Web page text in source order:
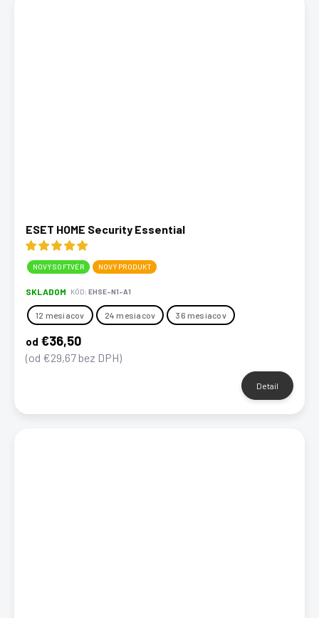
ESET HOME Security Essential
NOVÝ PRODUKT
NOVÝ SOFTVÉR
SKLADOM KÓD: EHSE-N1-A1
12 mesiacov 24 mesiacov 36 mesiacov
od €36,50
(od €29,67 bez DPH)
Detail